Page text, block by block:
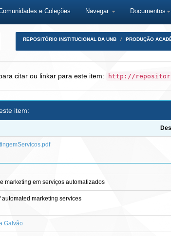
e Coleções Navegar Documentos
REPOSITÓRIO INSTITUCIONAL DA UNB PRODUÇÃO
citar ou linkar para este item: http://
item:
marketing em serviços automatizados
automated marketing services
Galvão